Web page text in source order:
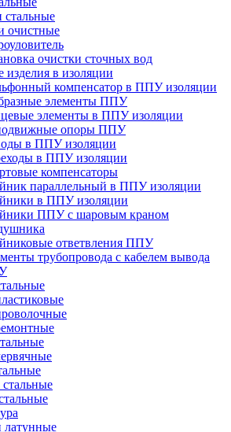
стальные
очистные
очистки сточных вод
в изоляции
компенсатор в ППУ изоляции
элементы ППУ
элементы в ППУ изоляции
опоры ППУ
в ППУ изоляции
в ППУ изоляции
компенсаторы
параллельный в ППУ изоляции
в ППУ изоляции
ППУ с шаровым краном
ответвления ППУ
трубопровода с кабелем вывода
латунные